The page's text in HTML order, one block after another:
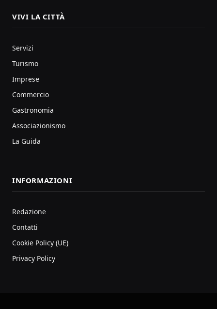
VIVI LA CITTÀ
Servizi
Turismo
Imprese
Commercio
Gastronomia
Associazionismo
La Guida
INFORMAZIONI
Redazione
Contatti
Cookie Policy (UE)
Privacy Policy